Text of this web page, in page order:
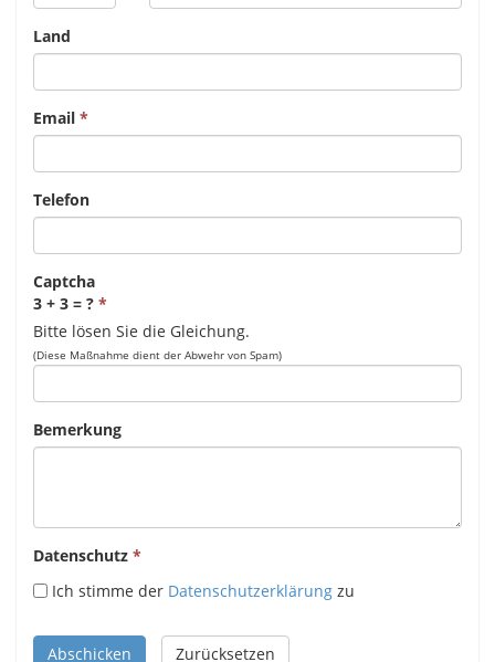
Land
Email
Telefon
Captcha
3 + 3 = ?
Bitte lösen Sie die Gleichung.
(Diese Maßnahme dient der Abwehr von Spam)
Bemerkung
Datenschutz
Ich stimme der Datenschutzerklärung zu
Abschicken Zurücksetzen